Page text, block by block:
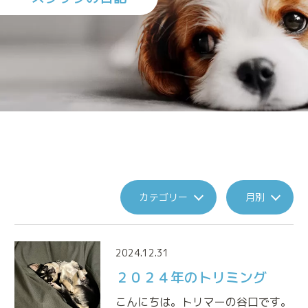
診療実績
アニマルプラスの特別なメディカルケア
アニマルドック (健康診断)
カテゴリー 月別
2024.12.31
２０２４年のトリミング
こんにちは。トリマーの谷口です。